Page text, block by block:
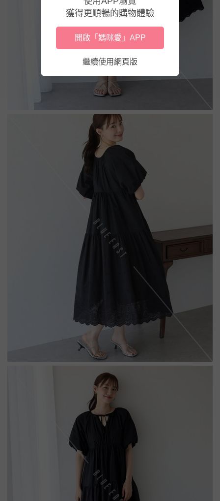
獲得更順暢的購物體驗
開啟「媽咪愛」APP
繼續使用網頁版